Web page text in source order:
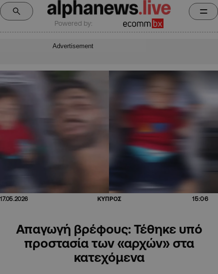
Powered by:
Advertisement
17.05.2026 ΚΥΠΡΟΣ 15:06
Απαγωγή βρέφους: Τέθηκε υπό
προστασία των «αρχών» στα
κατεχόμενα